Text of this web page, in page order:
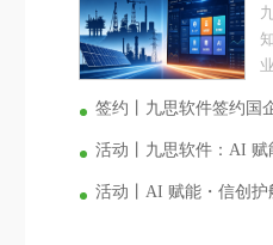
签约丨九思软件签约国
活动丨九思软件：AI
活动丨AI 赋能・信创